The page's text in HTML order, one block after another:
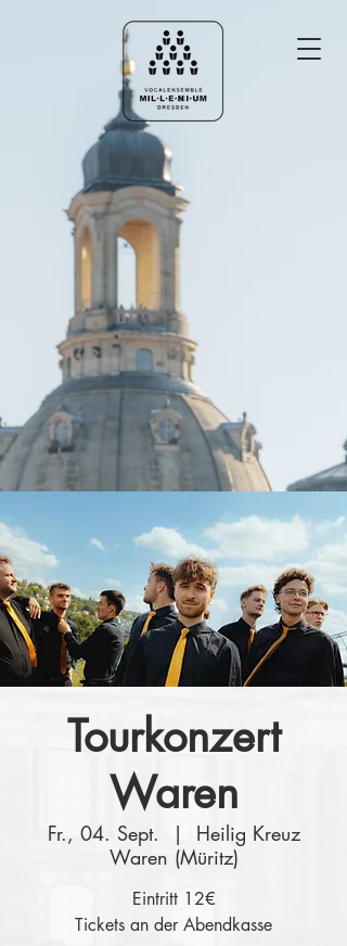
Tourkonzert
Waren
Fr., 04. Sept.
  |
Heilig Kreuz
Waren (Müritz)
Eintritt 12€
Tickets an der Abendkasse